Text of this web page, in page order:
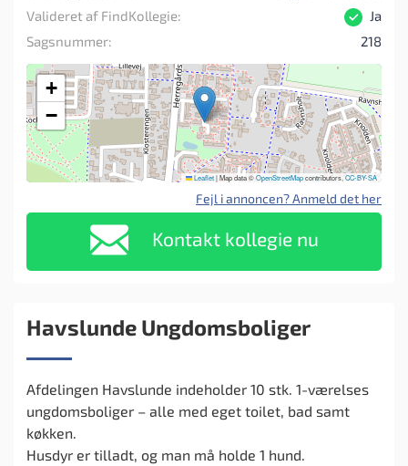
Valideret af FindKollegie:
Ja
Sagsnummer:
218
+
−
Leaflet|Map data ©OpenStreetMapcontributors,CC-BY-SA
Fejl i annoncen? Anmeld det her
Kontakt kollegie nu
Havslunde Ungdomsboliger
Afdelingen Havslunde indeholder 10 stk. 1-værelses
ungdomsboliger – alle med eget toilet, bad samt
køkken.
Husdyr er tilladt, og man må holde 1 hund.